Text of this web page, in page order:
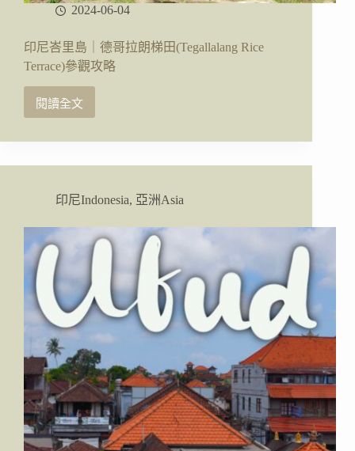
2024-06-04
印尼峇里島｜德哥拉朗梯田(Tegallalang Rice
Terrace)參觀攻略
閱讀全文
印
峇
｜
德
哥
拉
朗
梯
田
(Tegallalang
Rice
Terrace)
參
觀
攻
略
印尼Indonesia, 亞洲Asia